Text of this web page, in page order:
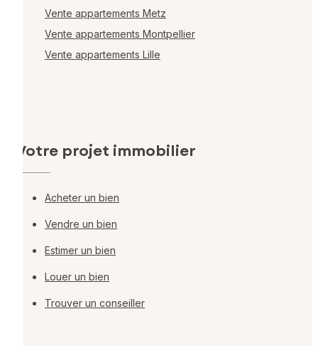
Vente appartements Metz
Vente appartements Montpellier
Vente appartements Lille
Votre projet immobilier
Acheter un bien
Vendre un bien
Estimer un bien
Louer un bien
Trouver un conseiller